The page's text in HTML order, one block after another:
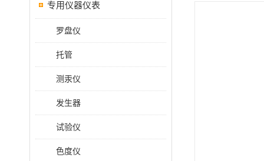
专用仪器仪表
罗盘仪
托管
测汞仪
发生器
试验仪
色度仪